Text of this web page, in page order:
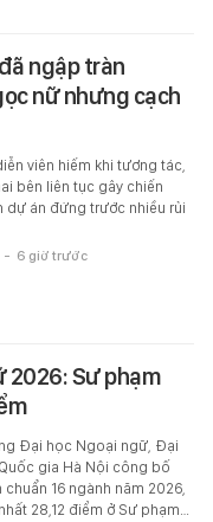
ngập tràn
nữ nhưng cạch
viên hiếm khi tương tác,
bên liên tục gây chiến
dự án đứng trước nhiều rủi
- 6 giờ trước
2026: Sư phạm
Đại học Ngoại ngữ, Đại
gia Hà Nội công bố
chuẩn 16 ngành năm 2026,
28,12 điểm ở Sư phạm…